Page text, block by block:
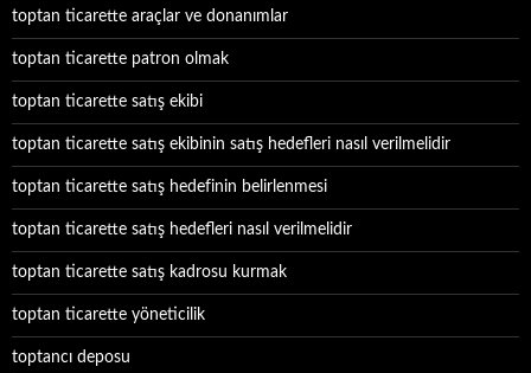
toptan ticarette araçlar ve donanımlar
toptan ticarette patron olmak
toptan ticarette satış ekibi
toptan ticarette satış ekibinin satış hedefleri nasıl verilmelidir
toptan ticarette satış hedefinin belirlenmesi
toptan ticarette satış hedefleri nasıl verilmelidir
toptan ticarette satış kadrosu kurmak
toptan ticarette yöneticilik
toptancı deposu